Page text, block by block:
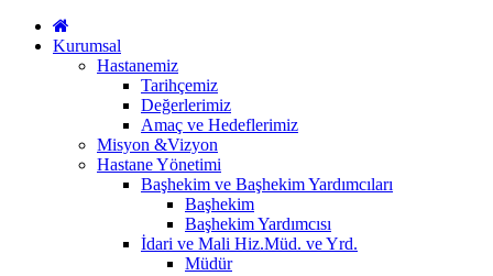
Kurumsal
Hastanemiz
Tarihçemiz
Değerlerimiz
Amaç ve Hedeflerimiz
Misyon &Vizyon
Hastane Yönetimi
Başhekim ve Başhekim Yardımcıları
Başhekim
Başhekim Yardımcısı
İdari ve Mali Hiz.Müd. ve Yrd.
Müdür